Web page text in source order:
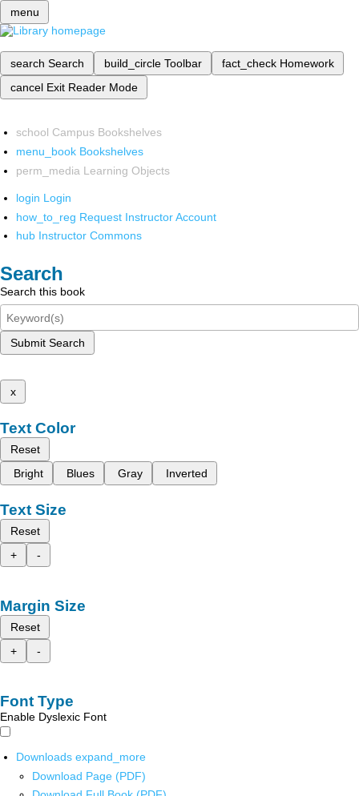
menu
search Search build_circle Toolbar fact_check Homework
cancel Exit Reader Mode
school Campus Bookshelves
menu_book Bookshelves
perm_media Learning Objects
login Login
how_to_reg Request Instructor Account
hub Instructor Commons
Search
Search this book
Submit Search
x
Text Color
Reset
Bright
Blues Gray Inverted
Text Size
Reset
+
-
Margin Size
Reset
+
-
Font Type
Enable Dyslexic Font
Downloads expand_more
Download Page (PDF)